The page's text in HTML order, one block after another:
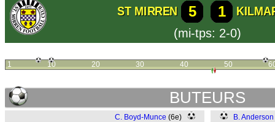
ST MIRREN 5 1
(mi-tps: 2-0)
1 10 20 30 40 50
BUTEURS
C. Boyd-Munce (6e)
B. Anderson